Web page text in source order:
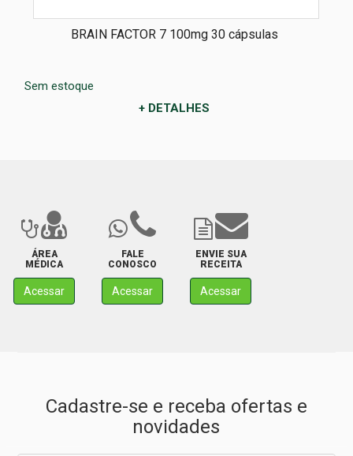
BRAIN FACTOR 7 100mg 30 cápsulas
Sem estoque
+ DETALHES
ÁREA
MÉDICA
Acessar
FALE
CONOSCO
Acessar
ENVIE SUA
RECEITA
Acessar
Cadastre-se e receba ofertas e
novidades